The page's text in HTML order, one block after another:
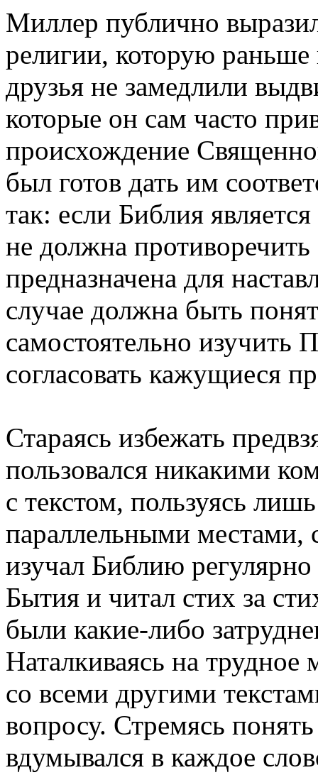
Миллер публично
религии, которую
друзья не замедлили
которые он сам часто
происхождение
был готов дать им
так: если Библия
не должна противоречить
предназначена для
случае должна быть
самостоятельно изучить
согласовать кажущиеся
Стараясь избежать
пользовался никакими
с текстом, пользуясь
параллельными
изучал Библию
Бытия и читал стих за
были какие-либо
Наталкиваясь на трудное
со всеми другими
вопросу. Стремясь
вдумывался в каждое